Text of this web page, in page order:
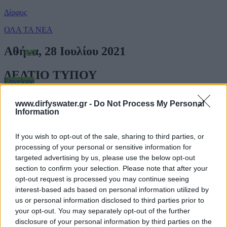
www.dirfyswater.gr - Do Not Process My Personal
Information
If you wish to opt-out of the sale, sharing to third parties, or
processing of your personal or sensitive information for
targeted advertising by us, please use the below opt-out
section to confirm your selection. Please note that after your
opt-out request is processed you may continue seeing
interest-based ads based on personal information utilized by
us or personal information disclosed to third parties prior to
your opt-out. You may separately opt-out of the further
disclosure of your personal information by third parties on the
Δίρφυς
en
Envelope
Facebook
Youtube
MENU
ΟΛΑ ΤΑ ΝΕΑ
Αθήνα, 28 Ιουλίου 2021
ΔΕΛΤΙΟ ΤΥΠΟΥ
Χορηγία της Δίρφυς στον Οργανισμό
«Διαβάζω για τους άλλους»
Η Δίρφυς γίνεται αρωγός του Οργανισμού «Διαβάζω για τους
άλλους» σε μια δράση που δεν αποτελεί μόνο Ενέργεια Εταιρικής
Κοινωνικής Ευθύνης, αλλά αναδεικνύει τη σημασία του
εθελοντισμού στη βελτίωση του βιοτικού επιπέδου των
συμπολιτών μας.
Ειδικότερα, ο Οργανισμός «Διαβάζω για τους άλλους» που
δραστηριοποιείται από το 2015, έχει ως πρωταρχικό στόχο την
ισότιμη πρόσβαση όλων στη γνώση και τη μάθηση και για αυτό
έχει αναλάβει τον εμπλουτισμό της βιβλιοθήκης των τυφλών μέσω
της ηχογράφησης βιβλίων από εθελοντές αναγνώστες. Στο πλαίσιο